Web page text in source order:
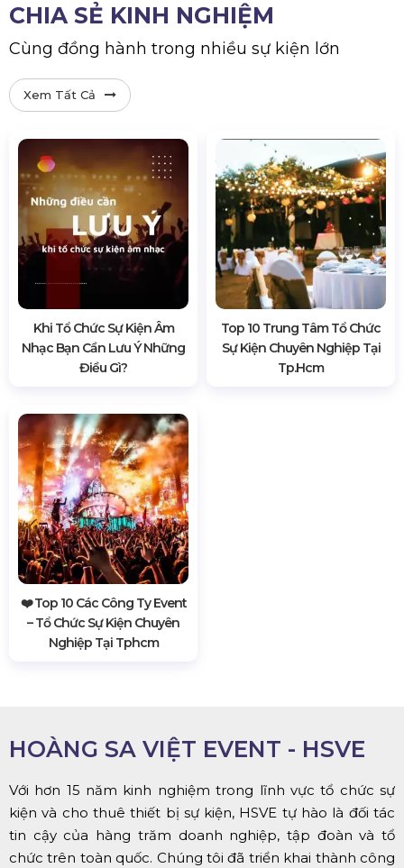
CHIA SẺ KINH NGHIỆM
Cùng đồng hành trong nhiều sự kiện lớn
Xem Tất Cả
Khi Tổ Chức Sự Kiện Âm
Nhạc Bạn Cần Lưu Ý Những
Điều Gì?
Top 10 Trung Tâm Tổ Chức
Sự Kiện Chuyên Nghiệp Tại
Tp.hcm
❤️️ Top 10 Các Công Ty Event
– Tổ Chức Sự Kiện Chuyên
Nghiệp Tại Tphcm
HOÀNG SA VIỆT EVENT - HSVE
Với hơn 15 năm kinh nghiệm trong lĩnh vực tổ chức sự
kiện và cho thuê thiết bị sự kiện, HSVE tự hào là đối tác
tin cậy của hàng trăm doanh nghiệp, tập đoàn và tổ
chức trên toàn quốc. Chúng tôi đã triển khai thành công